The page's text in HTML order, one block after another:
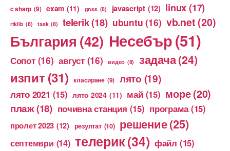
c sharp (9) exam (11) gnss (8) javascript (12) linux(17)
rtklib (8) task (8) telerik(18) ubuntu (16) vb.net(20)
България (42) Несебър(51)
Сопот (16) август (16) видео (8) задача(24)
изпит (31) класиране (9) лято (19)
лято 2021 (15) лято 2024 (11) май (15) море(20)
плаж(18) почивна станция (15) програма (15)
пролет 2023 (12) резултат (10) решение(25)
септември (14) телерик(34) файл (15)